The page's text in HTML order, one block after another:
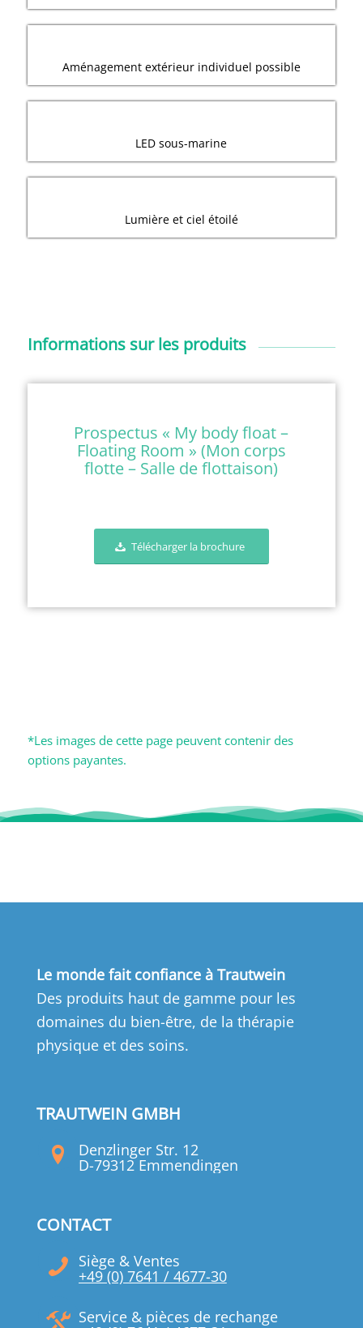
Aménagement extérieur individuel possible
LED sous-marine
Lumière et ciel étoilé
Informations sur les produits
Prospectus « My body float –
Floating Room » (Mon corps
flotte – Salle de flottaison)
Télécharger la brochure
*Les images de cette page peuvent contenir des
options payantes.
Le monde fait confiance à Trautwein
Des produits haut de gamme pour les
domaines du bien-être, de la thérapie
physique et des soins.
TRAUTWEIN GMBH
Denzlinger Str. 12
D-79312 Emmendingen
CONTACT
Siège & Ventes
+49 (0) 7641 / 4677-30
Service & pièces de rechange